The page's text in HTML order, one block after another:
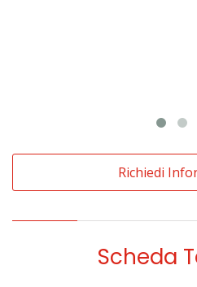
Richiedi
Scheda